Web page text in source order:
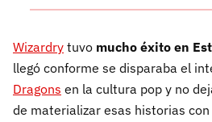
Wizardry tuvo mucho éxito en
llegó conforme se disparaba el
Dragons en la cultura pop y no
de materializar esas historias